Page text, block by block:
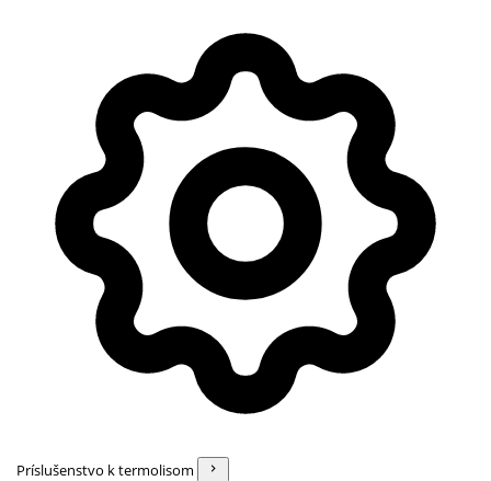
Príslušenstvo k termolisom